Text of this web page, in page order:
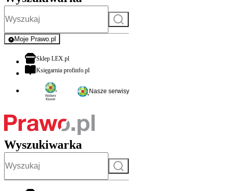
Szukaj
Moje Prawo.pl
- rejestracja i logowanie do serwisu
Sklep LEX.plotwiera się w nowej karcie
Księgarnia profinfo.plotwiera się w nowej karcie
Nasze serwisy
Wyszukiwarka
Szukaj